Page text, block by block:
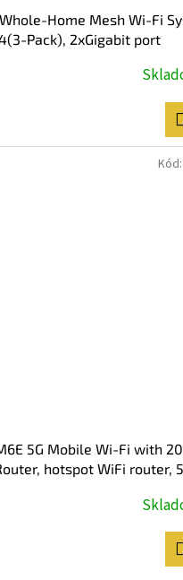
Home Mesh Wi-Fi
Pack), 2xGigabit port
5G Mobile Wi-Fi with
hotspot WiFi router,
Kód: